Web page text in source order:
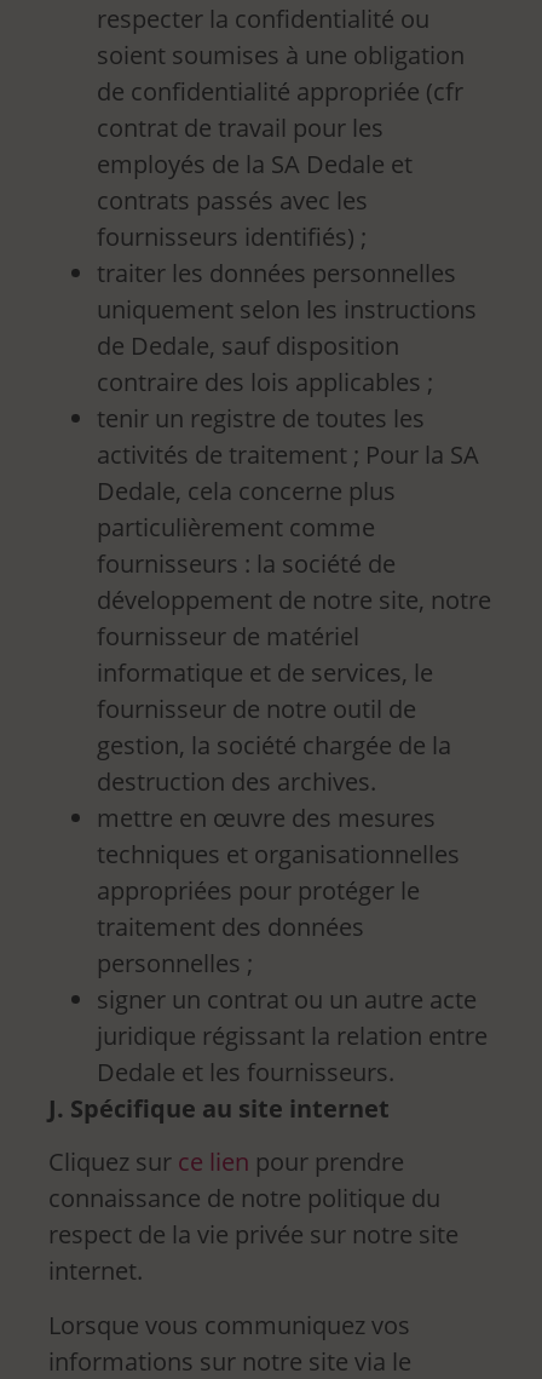
respecter la confidentialité ou
soient soumises à une obligation
de confidentialité appropriée (cfr
contrat de travail pour les
employés de la SA Dedale et
contrats passés avec les
fournisseurs identifiés) ;
traiter les données personnelles
uniquement selon les instructions
de Dedale, sauf disposition
contraire des lois applicables ;
tenir un registre de toutes les
activités de traitement ; Pour la SA
Dedale, cela concerne plus
particulièrement comme
fournisseurs : la société de
développement de notre site, notre
fournisseur de matériel
informatique et de services, le
fournisseur de notre outil de
gestion, la société chargée de la
destruction des archives.
mettre en œuvre des mesures
techniques et organisationnelles
appropriées pour protéger le
traitement des données
personnelles ;
signer un contrat ou un autre acte
juridique régissant la relation entre
Dedale et les fournisseurs.
J. Spécifique au site internet
Cliquez sur ce lien pour prendre
connaissance de notre politique du
respect de la vie privée sur notre site
internet.
Lorsque vous communiquez vos
informations sur notre site via le